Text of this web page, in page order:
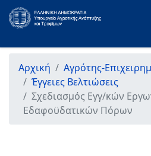
Αρχική
Αγρότης-
Έγγειες Βελτιώσεις
Σχεδιασμός Εγγ/κών
Εδαφοϋδατικών Πόρων